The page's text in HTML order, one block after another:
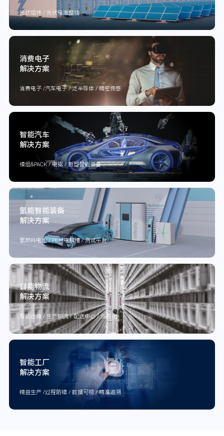
光伏组件 / 光伏电池整线
消费电子
解决方案
消费电子 /汽车电子 / 泛半导体 / 精密传感
智能汽车
解决方案
模组&PACK / 电驱 / 新型智能装备
氢能智能装备
解决方案
氢燃料电池 / PEM电解槽 / 测试平台
智能物流
解决方案
智能仓储 / 生产物流 / 配送中心 / 信息化
智能工厂
解决方案
精益生产 /过程防错 / 数据可视 / 精准追溯